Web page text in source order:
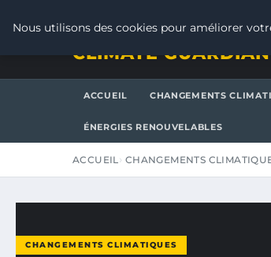
CLIMATE GUARDIAN
ACCUEIL CHANGEMENTS
ÉNERGIES RENOUVELABLES
ACCUEIL CHANGEMENTS
CHANGEMENTS CLIMATIQUES
Nous utilisons des cookies pour améliorer